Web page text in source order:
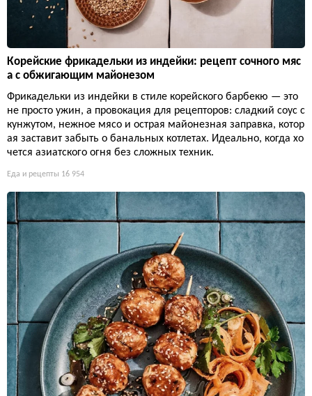
Корейские фрикадельки из индейки: рецепт сочного мяс
а с обжигающим майонезом
Фрикадельки из индейки в стиле корейского барбекю — это
не просто ужин, а провокация для рецепторов: сладкий соус с
кунжутом, нежное мясо и острая майонезная заправка, котор
ая заставит забыть о банальных котлетах. Идеально, когда хо
чется азиатского огня без сложных техник.
Еда и рецепты 16 954